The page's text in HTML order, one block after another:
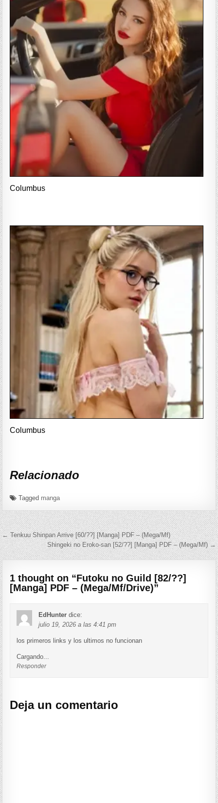
Columbus
Columbus
Relacionado
Tagged manga
Navegación de entradas
← Tenkuu Shinpan Arrive [60/??] [Manga] PDF – (Mega/Mf)
Shingeki no Eroko-san [52/??] [Manga] PDF – (Mega/Mf) →
1 thought on “Futoku no Guild [82/??]
[Manga] PDF – (Mega/Mf/Drive)”
EdHunter dice:
julio 19, 2026 a las 4:41 pm
los primeros links y los ultimos no funcionan
Cargando...
Responder
Deja un comentario